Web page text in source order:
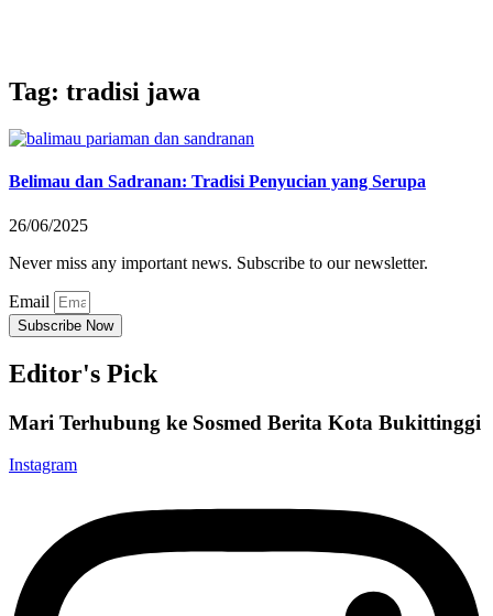
Tag: tradisi jawa
Belimau dan Sadranan: Tradisi Penyucian yang Serupa
26/06/2025
Never miss any important news. Subscribe to our newsletter.
Email
Subscribe Now
Editor's Pick
Mari Terhubung ke Sosmed Berita Kota Bukittinggi
Instagram